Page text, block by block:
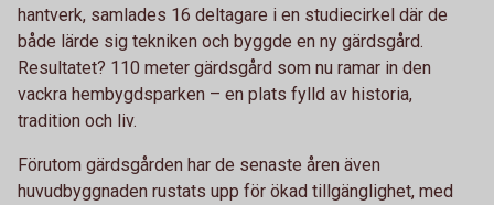
hantverk, samlades 16 deltagare i en studiecirkel där de
både lärde sig tekniken och byggde en ny gärdsgård.
Resultatet? 110 meter gärdsgård som nu ramar in den
vackra hembygdsparken – en plats fylld av historia,
tradition och liv.
Förutom gärdsgården har de senaste åren även
huvudbyggnaden rustats upp för ökad tillgänglighet, med